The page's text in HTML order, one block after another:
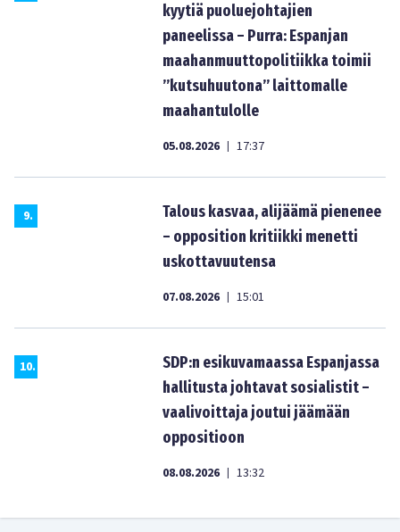
kyytiä puoluejohtajien
paneelissa – Purra: Espanjan
maahanmuuttopolitiikka toimii
”kutsuhuutona” laittomalle
maahantulolle
05.08.2026 | 17:37
9.
Talous kasvaa, alijäämä pienenee
– opposition kritiikki menetti
uskottavuutensa
07.08.2026 | 15:01
10.
SDP:n esikuvamaassa Espanjassa
hallitusta johtavat sosialistit –
vaalivoittaja joutui jäämään
oppositioon
08.08.2026 | 13:32